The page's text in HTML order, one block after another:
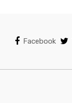
Facebook